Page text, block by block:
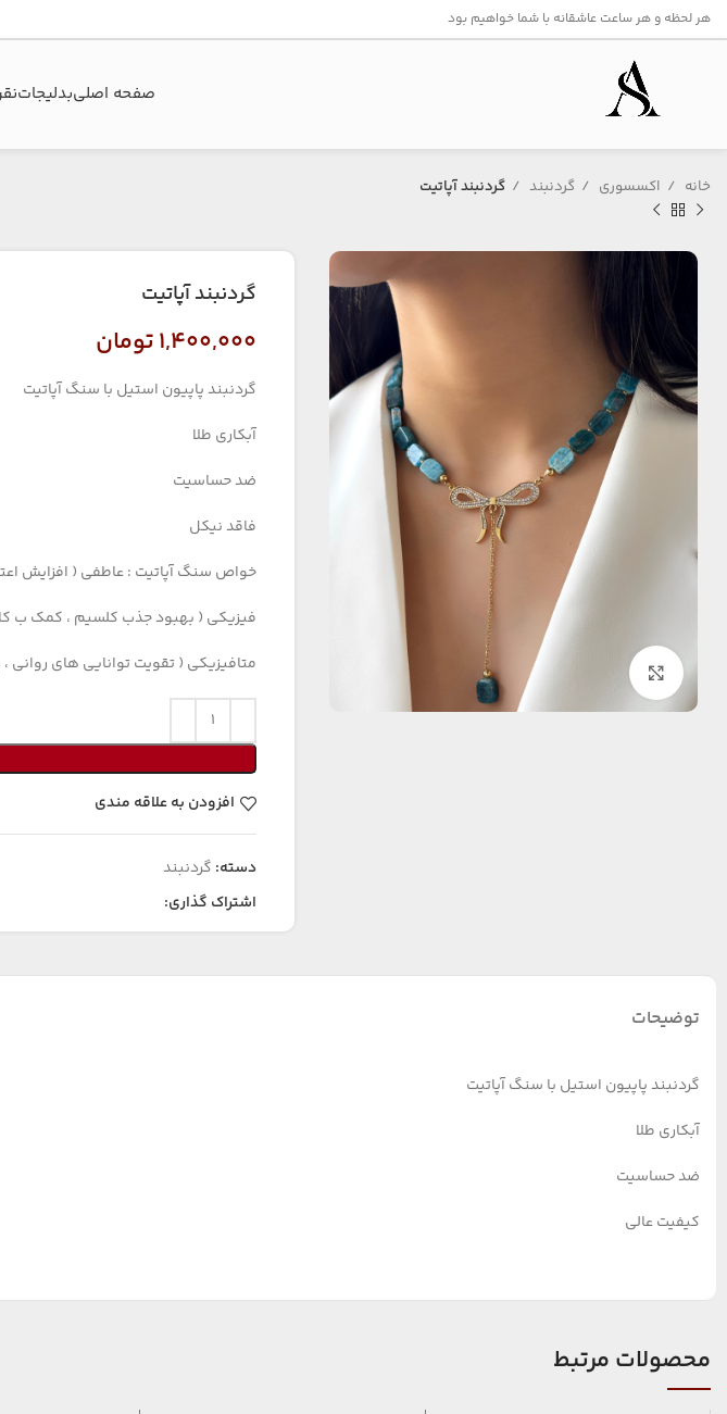
هر لحظه و هر ساعت عاشقانه با شما خواهیم بود
صفحه اصلیبدلیجات
خانه اکسسوری گردنبند گردنبند آپاتیت
بزرگنمایی تصویر
گردنبند آپاتیت
۱,۴۰۰,۰۰۰تومان
گردنبند پاپیون استیل با سنگ آپاتیت
آبکاری طلا
ضد حساسیت
فاقد نیکل
خواص سنگ آپاتیت : عاطفی ( افزایش
فیزیکی ( بهبود جذب کلسیم ، کمک ب
متافیزیکی ( تقویت توانایی های روانی ،
افزودن به علاقه مندی
دسته: گردنبند
اشتراک گذاری:
توضیحات
گردنبند پاپیون استیل با سنگ آپاتیت
آبکاری طلا
ضد حساسیت
کیفیت عالی
محصولات مرتبط